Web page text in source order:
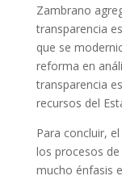
Zambrano
transparencia
que se
reforma en
transparencia
recursos del
Para concluir,
los procesos
mucho énfasis